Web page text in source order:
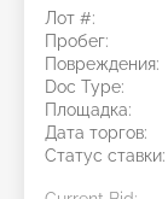
Лот #:
Пробег:
Повреждения:
Doc Type:
Площадка:
Дата торгов:
Статус ставки: